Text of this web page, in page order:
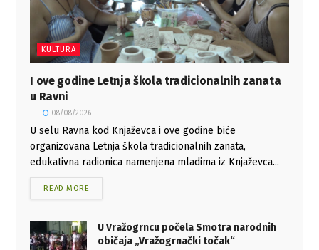
KULTURA
I ove godine Letnja škola tradicionalnih zanata
u Ravni
08/08/2026
U selu Ravna kod Knjaževca i ove godine biće
organizovana Letnja škola tradicionalnih zanata,
edukativna radionica namenjena mladima iz Knjaževca...
READ MORE
U Vražogrncu počela Smotra narodnih
običaja „Vražogrnački točak“